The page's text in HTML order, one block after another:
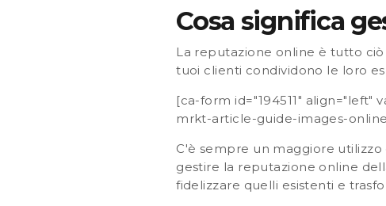
Cosa significa
La reputazione online è tutto
tuoi clienti condividono le loro
[ca-form id="194511" align="left"
mrkt-article-guide-images-
C'è sempre un maggiore
gestire la reputazione online
fidelizzare quelli esistenti e